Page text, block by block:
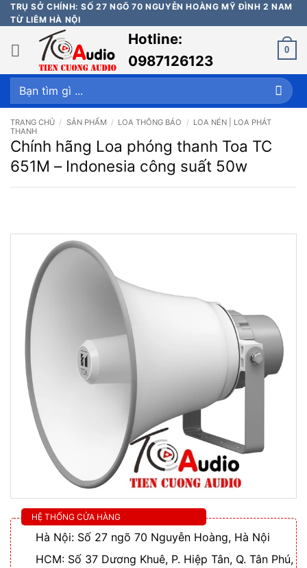
Bỏ
qua
nội
dung
TRỤ SỞ CHÍNH: SỐ 27 NGÕ 70 NGUYỄN HOÀNG MỸ ĐÌNH 2 NAM
TỪ LIÊM HÀ NỘI
Hotline:
0987126123
0
Tìm
kiếm:
TRANG CHỦ / SẢN PHẨM / LOA THÔNG BÁO / LOA NÉN | LOA PHÁT
THANH
Chính hãng Loa phóng thanh Toa TC
651M – Indonesia công suất 50w
HỆ THỐNG CỬA HÀNG
Hà Nội: Số 27 ngõ 70 Nguyễn Hoàng, Hà Nội
HCM: Số 37 Dương Khuê, P. Hiệp Tân, Q. Tân Phú,